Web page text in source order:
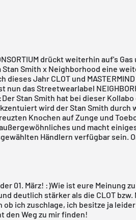
drückt weiterhin auf's
Stan Smith x Neighborhood eine
dieses Jahr CLOT und
nun das Streetwearlabel
Stan Smith hat bei dieser
wird der Stan Smith durch
Knochen auf Zunge und
und macht
Händlern verfügbar sein.
01. März! :)Wie ist eure Meinung
deutlich stärker als die CLOT
ob ich zuschlage, ich besitze ja
den Weg zu mir finden!